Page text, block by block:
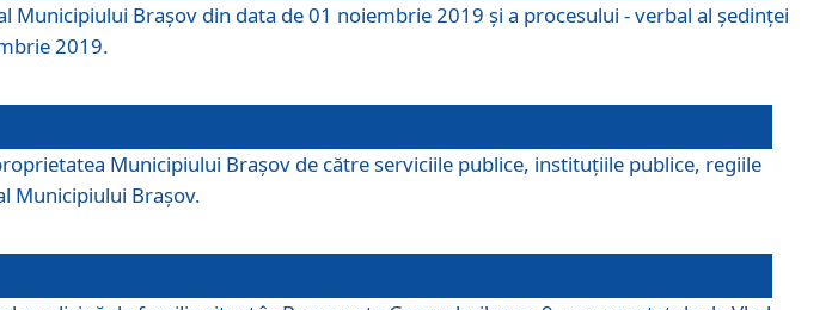
Brașov din data de 01 noiembrie 2019 și a procesului - verbal al ședinței
2019.
Municipiului Brașov de către serviciile publice, instituțiile publice, regiile
Municipiului Brașov.